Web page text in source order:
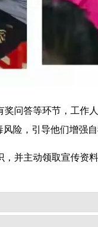
问答等环节，工作
险，引导他们增强自
并主动领取宣传